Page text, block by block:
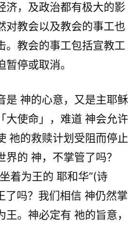
济，及政治都有极大的影
对教会以及教会的事工也
。教会的事工包括宣教工
停或取消。
是 神的心意，又是主耶稣
大使命」，难道 神会允许
祂的救赎计划受阻而停止
界的 神，不掌管了吗？
着为王的 耶和华”(诗
了吗？我们相信 神仍然掌
王。神必定有 祂的旨意，